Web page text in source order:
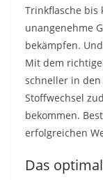
Trinkflasche bis
unangenehme
bekämpfen.
Mit dem
schneller in
Stoffwechsel
bekommen.
erfolgreichen
Das